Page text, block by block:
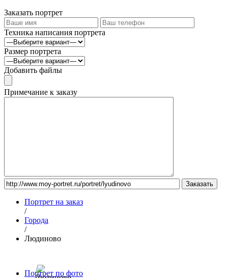
Заказать портрет
Техника написания портрета
Размер портрета
Добавить файлы
Примечание к заказу
Портрет на заказ
/
Города
/
Людиново
Портрет по фото